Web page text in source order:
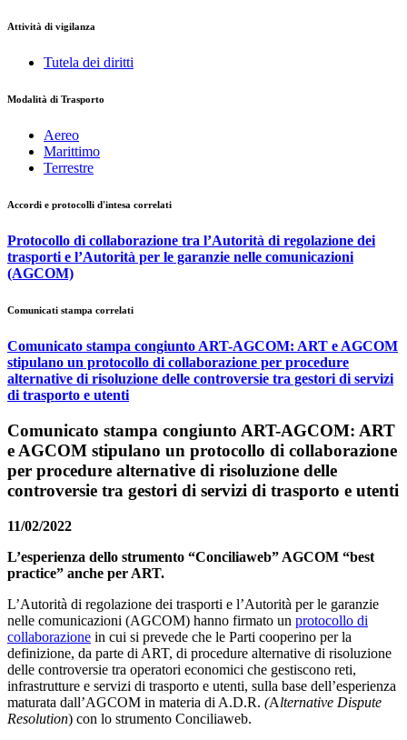
Attività di vigilanza
Tutela dei diritti
Modalità di Trasporto
Aereo
Marittimo
Terrestre
Accordi e protocolli d'intesa correlati
Protocollo di collaborazione tra l’Autorità di regolazione dei
trasporti e l’Autorità per le garanzie nelle comunicazioni
(AGCOM)
Comunicati stampa correlati
Comunicato stampa congiunto ART-AGCOM: ART e AGCOM
stipulano un protocollo di collaborazione per procedure
alternative di risoluzione delle controversie tra gestori di servizi
di trasporto e utenti
Comunicato stampa congiunto ART-AGCOM: ART
e AGCOM stipulano un protocollo di collaborazione
per procedure alternative di risoluzione delle
controversie tra gestori di servizi di trasporto e utenti
11/02/2022
L’esperienza dello strumento “Conciliaweb” AGCOM “best
practice” anche per ART.
L’Autorità di regolazione dei trasporti e l’Autorità per le garanzie
nelle comunicazioni (AGCOM) hanno firmato un protocollo di
collaborazione in cui si prevede che le Parti cooperino per la
definizione, da parte di ART, di procedure alternative di risoluzione
delle controversie tra operatori economici che gestiscono reti,
infrastrutture e servizi di trasporto e utenti, sulla base dell’esperienza
maturata dall’AGCOM in materia di A.D.R. (Alternative Dispute
Resolution) con lo strumento Conciliaweb.